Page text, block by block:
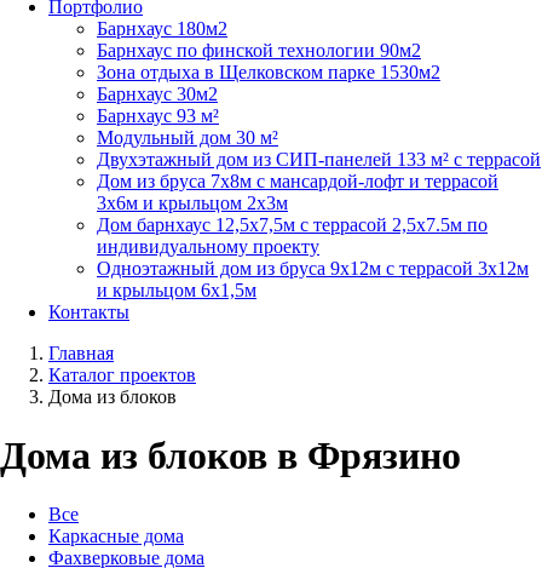
Портфолио
Барнхаус 180м2
Барнхаус по финской технологии 90м2
Зона отдыха в Щелковском парке 1530м2
Барнхаус 30м2
Барнхаус 93 м²
Модульный дом 30 м²
Двухэтажный дом из СИП-панелей 133 м² с террасой
Дом из бруса 7х8м с мансардой-лофт и террасой
3х6м и крыльцом 2х3м
Дом барнхаус 12,5х7,5м с террасой 2,5х7.5м по
индивидуальному проекту
Одноэтажный дом из бруса 9х12м с террасой 3х12м
и крыльцом 6х1,5м
Контакты
Главная
Каталог проектов
Дома из блоков
Дома из блоков в Фрязино
Все
Каркасные дома
Фахверковые дома